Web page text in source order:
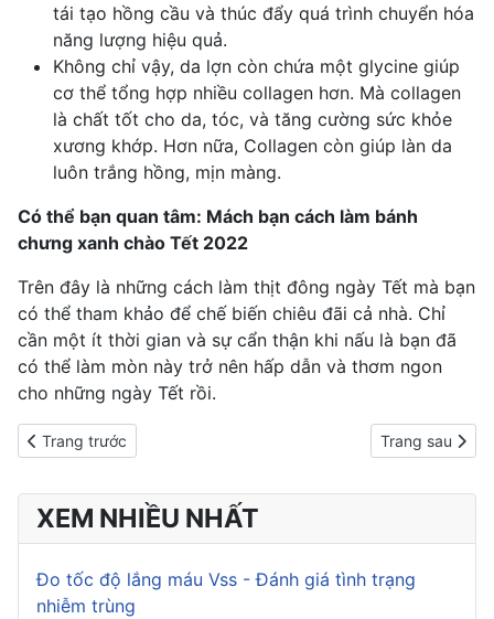
tái tạo hồng cầu và thúc đẩy quá trình chuyển hóa
năng lượng hiệu quả.
Không chỉ vậy, da lợn còn chứa một glycine giúp
cơ thể tổng hợp nhiều collagen hơn. Mà collagen
là chất tốt cho da, tóc, và tăng cường sức khỏe
xương khớp. Hơn nữa, Collagen còn giúp làn da
luôn trắng hồng, mịn màng.
Có thể bạn quan tâm: Mách bạn cách làm bánh
chưng xanh chào Tết 2022
Trên đây là những cách làm thịt đông ngày Tết mà bạn
có thể tham khảo để chế biến chiêu đãi cả nhà. Chỉ
cần một ít thời gian và sự cẩn thận khi nấu là bạn đã
có thể làm mòn này trở nên hấp dẫn và thơm ngon
cho những ngày Tết rồi.
Previous article: Thịt kho tàu: món ăn quen thuộc của người Việt
Trang trước Next article: 8
Trang sau
XEM NHIỀU NHẤT
Đo tốc độ lắng máu Vss - Đánh giá tình trạng
nhiễm trùng